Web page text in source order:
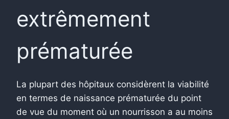
extrêmement
prématurée
La plupart des hôpitaux considèrent la viabilité
en termes de naissance prématurée du point
de vue du moment où un nourrisson a au moins